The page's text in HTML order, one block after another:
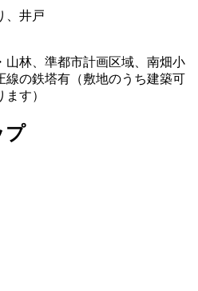
、井戸
山林、準都市計画区域、南畑小
線の鉄塔有（敷地のうち建築可
す）
プ